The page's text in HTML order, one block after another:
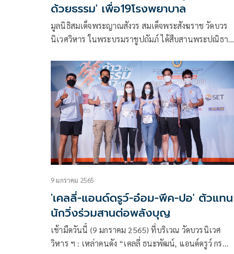
ด้วยธรรม' เพื่อ19โรงพยาบาล
มูลนิธิสมเด็จพระญาณสังวร สมเด็จพระสังฆราช วัดบวร
นิเวศวิหาร ในพระบรมราชูปถัมภ์ ได้สืบสานพระปณิธาน
ด้วยธรรม” เพื่อเปิดโอกาสให้ประชาชนผู้มีจิตอาสาได้
ร่วมเป็นส่วนหนึ่งในการร่วมบริจาคสมทบทุน
9 มกราคม 2565
'เคลลี่-แอนด์ดรูว์-อ๋อม-พีค-ปอ' ตัวแทน
นักวิ่งร่วมสานต่อพลังบุญ
เช้ามืดวันนี้ (9 มกราคม 2565) ที่บริเวณ วัดบวรนิเวศ
วิหาร ฯ : เหล่าคนดัง “เคลลี่ ธนะพัฒน์, แอนด์ดรูว์ กร